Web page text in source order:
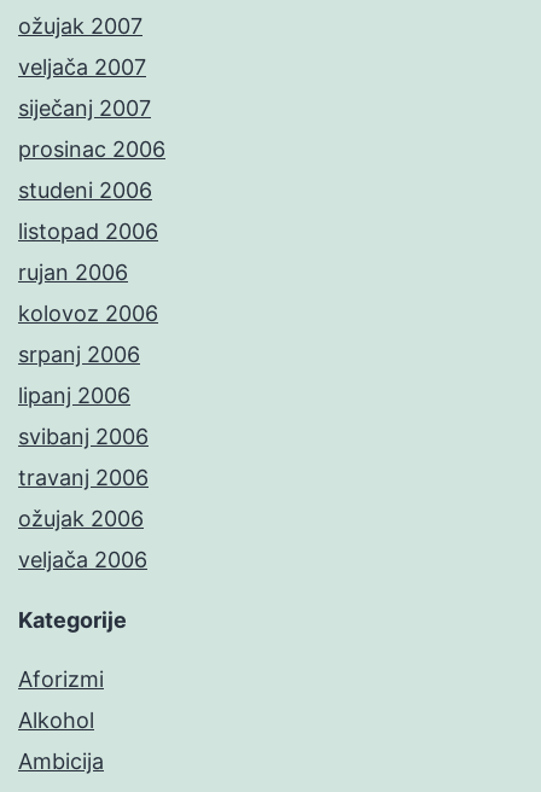
ožujak 2007
veljača 2007
siječanj 2007
prosinac 2006
studeni 2006
listopad 2006
rujan 2006
kolovoz 2006
srpanj 2006
lipanj 2006
svibanj 2006
travanj 2006
ožujak 2006
veljača 2006
Kategorije
Aforizmi
Alkohol
Ambicija